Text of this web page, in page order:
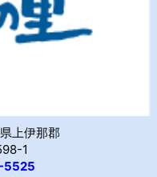
上伊那郡
1
5525